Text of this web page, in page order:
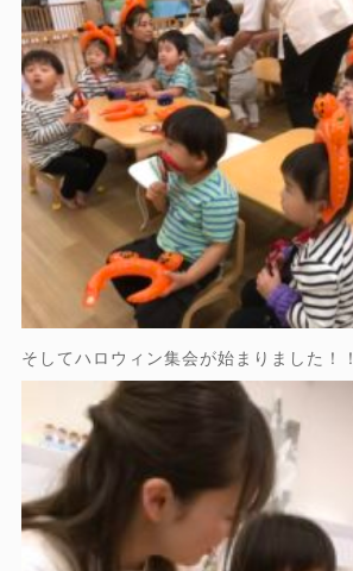
そしてハロウィン集会が始まりました！！